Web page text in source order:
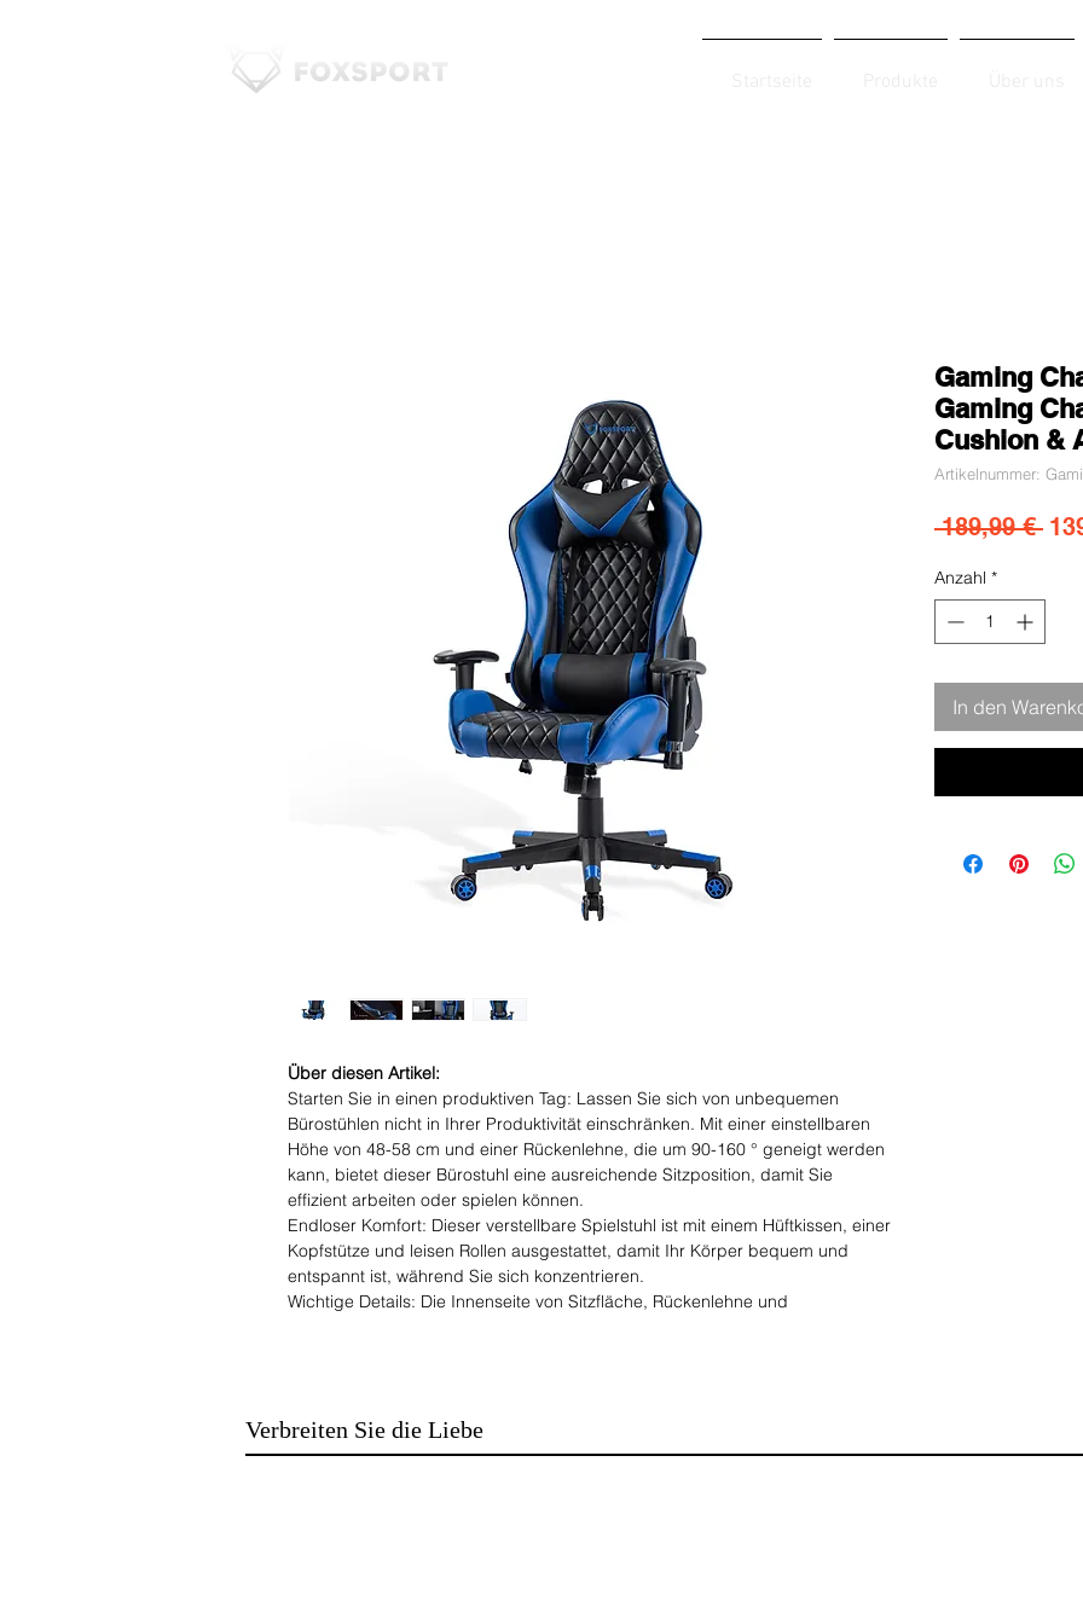
Produkte Über uns
Über diesen Artikel:
Starten Sie in einen produktiven Tag: Lassen Sie sich von unbequemen
Bürostühlen nicht in Ihrer Produktivität einschränken. Mit einer einstellbaren
Höhe von 48-58 cm und einer Rückenlehne, die um 90-160 ° geneigt werden
kann, bietet dieser Bürostuhl eine ausreichende Sitzposition, damit Sie
effizient arbeiten oder spielen können.
Endloser Komfort: Dieser verstellbare Spielstuhl ist mit einem Hüftkissen, einer
Kopfstütze und leisen Rollen ausgestattet, damit Ihr Körper bequem und
entspannt ist, während Sie sich konzentrieren.
Wichtige Details: Die Innenseite von Sitzfläche, Rückenlehne und
Der Sicherheitssitz ist einfach zu montieren: Er kann mit einfachen
Handgriffen montiert werden.
Gaming
Gaming
Cushion &
Artikelnummer:
189,99 €
Anzahl *
In den
Verbreiten Sie die Liebe